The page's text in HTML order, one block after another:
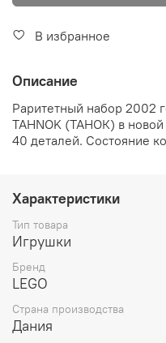
В избранное
Описание
Раритетный набор 2002
TAHNOK (ТАНОК) в
40 деталей. Состояние
Характеристики
Тип товара
Игрушки
Бренд
LEGO
Страна производства
Дания